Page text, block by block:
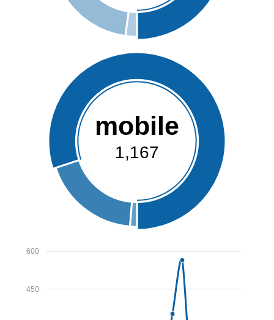
mobile
1,167
450
600